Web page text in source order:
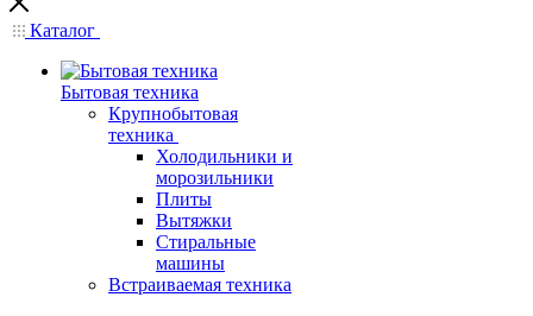
Каталог
Бытовая техника
Крупнобытовая
техника
Холодильники и
морозильники
Плиты
Вытяжки
Стиральные
машины
Встраиваемая техника